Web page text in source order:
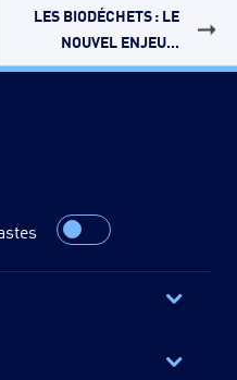
LES BIODÉCHETS : LE
NOUVEL ENJEU...